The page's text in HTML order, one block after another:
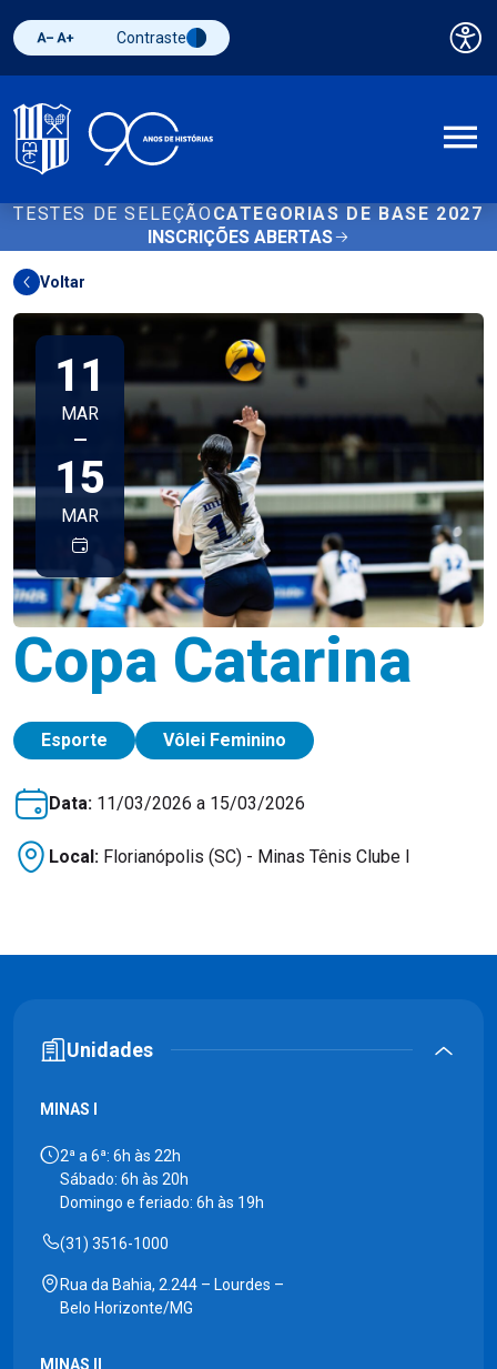
Diminuir fonte
Aumentar fonteAlternar contraste
Contraste
TESTES DE SELEÇÃO CATEGORIAS DE BASE 2027
INSCRIÇÕES ABERTAS
Voltar
11
MAR
—
15
MAR
Copa Catarina
Esporte Vôlei Feminino
Data: 11/03/2026 a 15/03/2026
Local: Florianópolis (SC) - Minas Tênis Clube I
Unidades
MINAS I
2ª a 6ª: 6h às 22h
Sábado: 6h às 20h
Domingo e feriado: 6h às 19h
(31) 3516-1000
Rua da Bahia, 2.244 – Lourdes –
Belo Horizonte/MG
MINAS II